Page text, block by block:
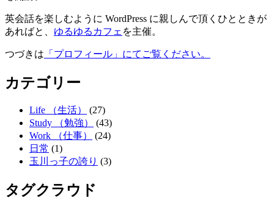
英会話を楽しむように WordPress に親しんで頂くひとときが
あればと、 ゆるゆるカフェ を主催。
つづきは 「プロフィール」にてご覧ください。
カテゴリー
Life （生活）
(27)
Study （勉強）
(43)
Work （仕事）
(24)
日常 (1)
玉川っ子の誇り (3)
タグクラウド